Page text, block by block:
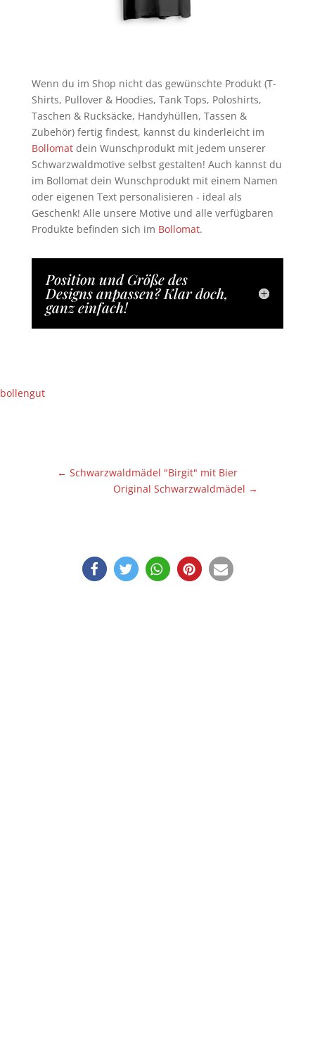
Wenn du im Shop nicht das gewünschte Produkt (T-
Shirts, Pullover & Hoodies, Tank Tops, Poloshirts,
Taschen & Rucksäcke, Handyhüllen, Tassen &
Zubehör) fertig findest, kannst du kinderleicht im
Bollomatdein Wunschprodukt mit jedem unserer
Schwarzwaldmotive selbst gestalten! Auch kannst du
im Bollomat dein Wunschprodukt mit einem Namen
oder eigenen Text personalisieren - ideal als
Geschenk! Alle unsere Motive und alle verfügbaren
Produkte befinden sich im Bollomat.
Position und Größe des
Designs anpassen? Klar doch,
ganz einfach!
bollengut
← Schwarzwaldmädel "Birgit" mit Bier
Original Schwarzwaldmädel →